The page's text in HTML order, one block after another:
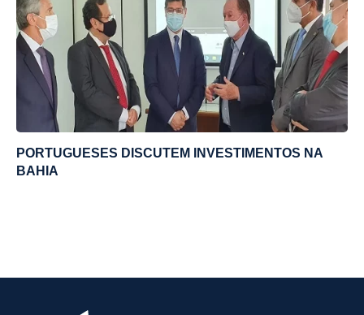
PORTUGUESES DISCUTEM INVESTIMENTOS NA
BAHIA